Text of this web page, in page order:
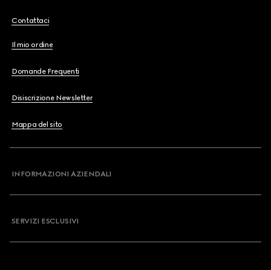
Contattaci
Il mio ordine
Domande Frequenti
Disiscrizione Newsletter
Mappa del sito
INFORMAZIONI AZIENDALI
SERVIZI ESCLUSIVI